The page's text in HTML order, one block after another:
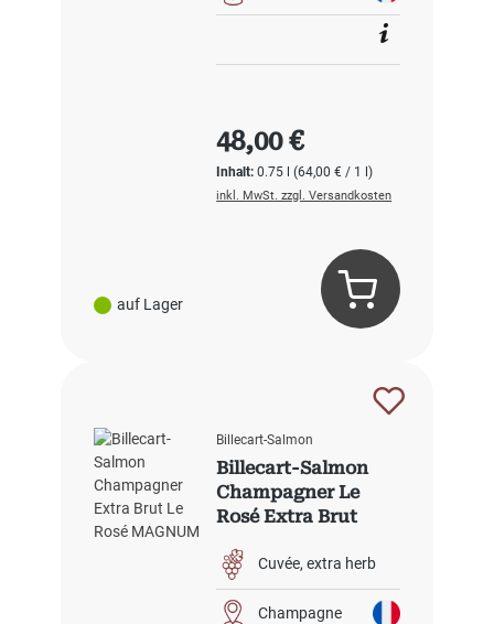
auf Lager
Inhalt:0.75 l(64,00 € / 1 l)
Regulärer Preis:
48,00 €
inkl. MwSt. zzgl. Versandkosten
Billecart-Salmon
Billecart-Salmon
Champagner Le
Rosé Extra Brut
Cuvée extra herb
Champagne